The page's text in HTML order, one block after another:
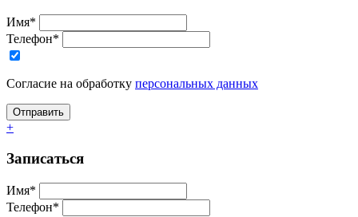
Имя*
Телефон*
Согласие на обработку персональных данных
+
Записаться
Имя*
Телефон*